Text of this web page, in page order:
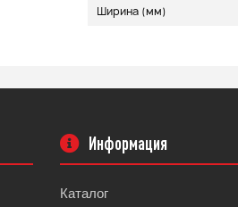
Ширина (мм)
Информация
Каталог